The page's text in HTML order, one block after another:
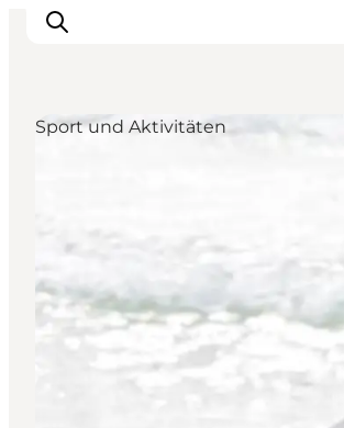
Erlebnisse
Unterkünfte
Reiseplanung
Sport und Aktivitäten